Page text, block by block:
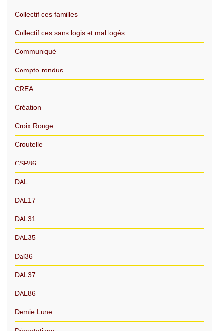
Collectif des familles
Collectif des sans logis et mal logés
Communiqué
Compte-rendus
CREA
Création
Croix Rouge
Croutelle
CSP86
DAL
DAL17
DAL31
DAL35
Dal36
DAL37
DAL86
Demie Lune